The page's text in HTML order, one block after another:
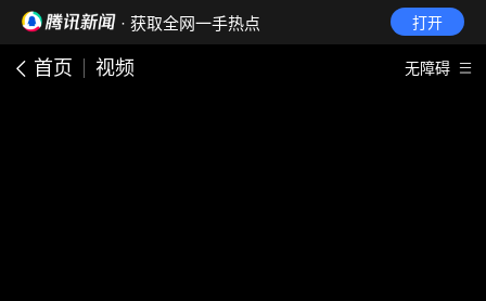
· 获取全网一手热点 打开
首页 视频 无障碍